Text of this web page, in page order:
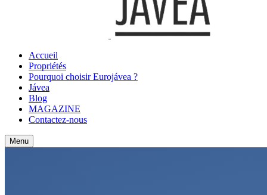
Accueil
Propriétés
Pourquoi choisir Eurojávea ?
Jávea
Blog
MAGAZINE
Contactez-nous
Menu